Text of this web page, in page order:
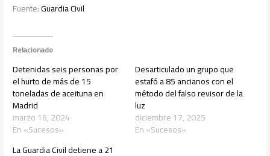
Fuente:Guardia Civil
Relacionado
Detenidas seis personas por
el hurto de más de 15
toneladas de aceituna en
Madrid
marzo 16, 2024
En «Sucesos»
Desarticulado un grupo que
estafó a 85 ancianos con el
método del falso revisor de la
luz
diciembre 17, 2025
En «Sucesos»
La Guardia Civil detiene a 21